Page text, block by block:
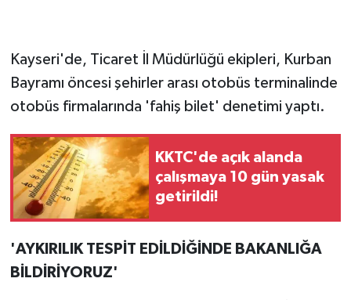
Kayseri'de, Ticaret İl Müdürlüğü ekipleri, Kurban
Bayramı öncesi şehirler arası otobüs terminalinde
otobüs firmalarında 'fahiş bilet' denetimi yaptı.
KKTC'de açık alanda
çalışmaya 10 gün yasak
getirildi!
'AYKIRILIK TESPİT EDİLDİĞİNDE BAKANLIĞA
BİLDİRİYORUZ'